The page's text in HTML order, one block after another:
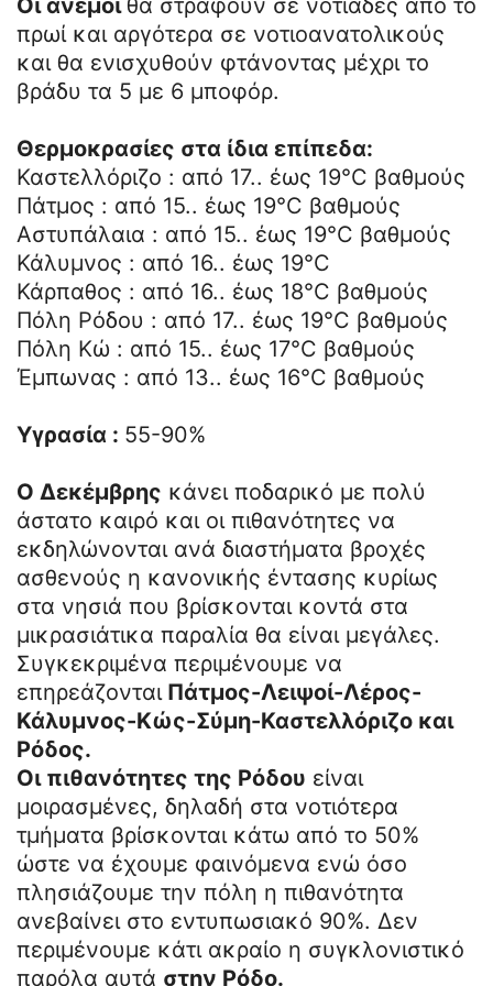
πρωί και αργότερα σε νοτιοανατολικούς
και θα ενισχυθούν φτάνοντας μέχρι το
βράδυ τα 5 με 6 μποφόρ.
Θερμοκρασίες στα ίδια επίπεδα:
Καστελλόριζο : από 17.. έως 19°C βαθμούς
Πάτμος : από 15.. έως 19°C βαθμούς
Αστυπάλαια : από 15.. έως 19°C βαθμούς
Κάλυμνος : από 16.. έως 19°C
Κάρπαθος : από 16.. έως 18°C βαθμούς
Πόλη Ρόδου : από 17.. έως 19°C βαθμούς
Πόλη Κώ : από 15.. έως 17°C βαθμούς
Έμπωνας : από 13.. έως 16°C βαθμούς
Υγρασία : 55-90%
Ο Δεκέμβρης κάνει ποδαρικό με πολύ
άστατο καιρό και οι πιθανότητες να
εκδηλώνονται ανά διαστήματα βροχές
ασθενούς η κανονικής έντασης κυρίως
στα νησιά που βρίσκονται κοντά στα
μικρασιάτικα παραλία θα είναι μεγάλες.
Συγκεκριμένα περιμένουμε να
επηρεάζονταιΠάτμος-Λειψοί-Λέρος-
Κάλυμνος-Κώς-Σύμη-Καστελλόριζο και
Ρόδος.
Οι πιθανότητες της Ρόδου είναι
μοιρασμένες, δηλαδή στα νοτιότερα
τμήματα βρίσκονται κάτω από το 50%
ώστε να έχουμε φαινόμενα ενώ όσο
πλησιάζουμε την πόλη η πιθανότητα
ανεβαίνει στο εντυπωσιακό 90%. Δεν
περιμένουμε κάτι ακραίο η συγκλονιστικό
παρόλα αυτά στην Ρόδο.